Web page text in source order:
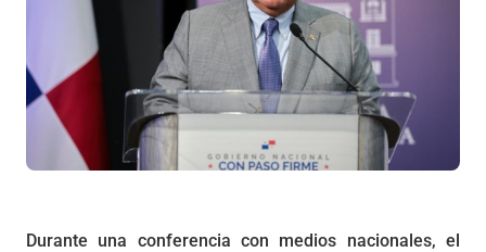
Durante una conferencia con medios nacionales, el